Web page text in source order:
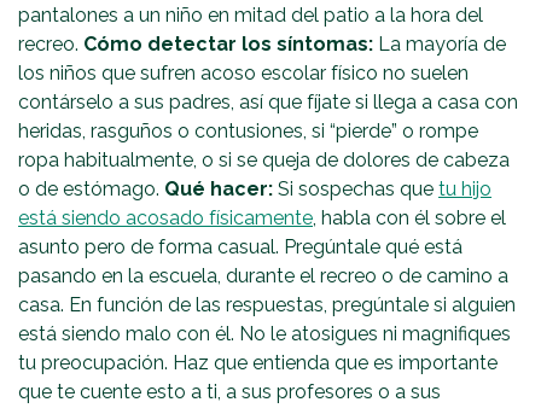
pantalones a un niño en mitad del patio a la hora del
recreo. Cómo detectar los síntomas: La mayoría de
los niños que sufren acoso escolar físico no suelen
contárselo a sus padres, así que fíjate si llega a casa con
heridas, rasguños o contusiones, si “pierde” o rompe
ropa habitualmente, o si se queja de dolores de cabeza
o de estómago. Qué hacer: Si sospechas que tu hijo
está siendo acosado físicamente, habla con él sobre el
asunto pero de forma casual. Pregúntale qué está
pasando en la escuela, durante el recreo o de camino a
casa. En función de las respuestas, pregúntale si alguien
está siendo malo con él. No le atosigues ni magnifiques
tu preocupación. Haz que entienda que es importante
que te cuente esto a ti, a sus profesores o a sus